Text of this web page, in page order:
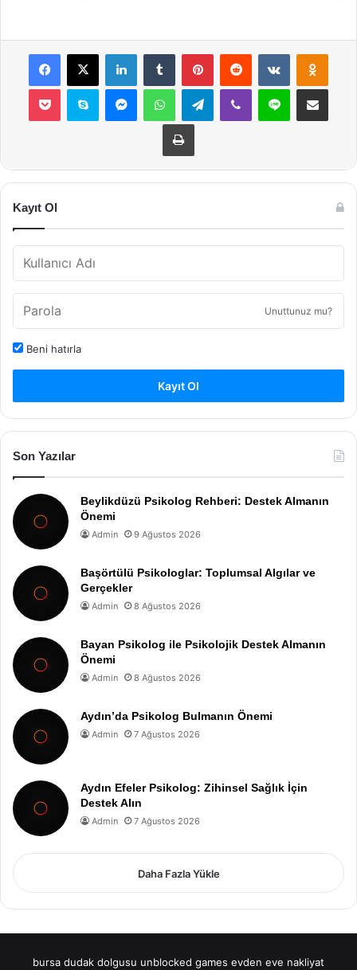
Facebook
X LinkedInTumblr PinterestReddit VKontakte
Pocket Skype MessengerWhatsAppTelegramViber Line E-Posta ile
Yazdır
Kayıt Ol
Unuttunuz mu?
Beni hatırla
Kayıt Ol
Son Yazılar
Beylikdüzü Psikolog Rehberi: Destek Almanın
Önemi
Admin 9 Ağustos 2026
Başörtülü Psikologlar: Toplumsal Algılar ve
Gerçekler
Admin 8 Ağustos 2026
Bayan Psikolog ile Psikolojik Destek Almanın
Önemi
Admin 8 Ağustos 2026
Aydın’da Psikolog Bulmanın Önemi
Admin 7 Ağustos 2026
Aydın Efeler Psikolog: Zihinsel Sağlık İçin
Destek Alın
Admin 7 Ağustos 2026
Daha Fazla Yükle
bursa dudak dolgusu unblocked games evden eve nakliyat